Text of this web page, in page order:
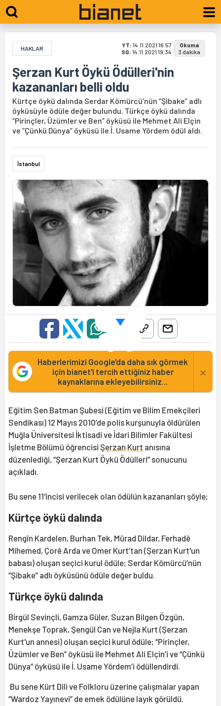
HAKLAR YT: 14.11.2021 16:57
SG: 14.11.2021 19:34
Okuma
3 dakika
Şerzan Kurt Öykü Ödülleri'nin
kazananları belli oldu
Kürtçe öykü dalında Serdar Kömürcü’nün “Şibake” adlı
öyküsüyle ödüle değer bulundu. Türkçe öykü dalında
“Pirinçler, Üzümler ve Ben” öyküsü ile Mehmet Ali Elçin
ve “Çünkü Dünya” öyküsü ile İ. Usame Yördem ödül aldı.
İstanbul
Haberlerimizi Google'da daha sık görmek
için bianet'i tercih ettiğiniz haber
kaynaklarına ekleyebilirsiniz...
×
Eğitim Sen Batman Şubesi (Eğitim ve Bilim Emekçileri
Sendikası) 12 Mayıs 2010’de polis kurşunuyla öldürülen
Muğla Üniversitesi İktisadi ve İdari Bilimler Fakültesi
İşletme Bölümü öğrencisi Şerzan Kurt anısına
düzenlediği, “Şerzan Kurt Öykü Ödülleri” sonucunu
açıkladı.
Bu sene 11'incisi verilecek olan ödülün kazananları şöyle;
Kürtçe öykü dalında
Rengîn Kardelen, Burhan Tek, Mûrad Dildar, Ferhadê
Mihemed, Çorê Arda ve Omer Kurt’tan (Şerzan Kurt'un
babası) oluşan seçici kurul ödüle; Serdar Kömürcü’nün
“Şibake” adlı öyküsünü ödüle değer buldu.
Türkçe öykü dalında
Birgül Sevinçli, Gamza Güler, Suzan Bilgen Özgün,
Menekşe Toprak, Şengül Can ve Nejla Kurt (Şerzan
Kurt'un annesi) oluşan seçici kurul ödüle; “Pirinçler,
Üzümler ve Ben” öyküsü ile Mehmet Ali Elçin’i ve “Çünkü
Dünya” öyküsü ile İ. Usame Yördem’i ödüllendirdi.
Bu sene Kürt Dili ve Folkloru üzerine çalışmalar yapan
“Wardoz Yayınevi” de emek ödülüne layık görüldü.